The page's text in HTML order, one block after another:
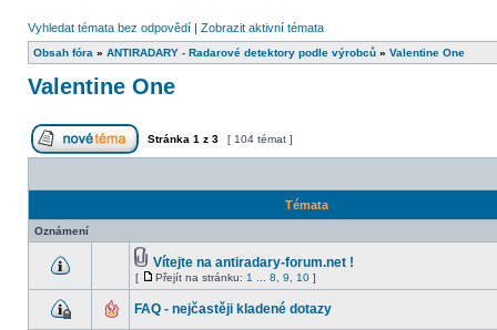
Vyhledat témata bez odpovědí | Zobrazit aktivní témata
Obsah fóra » ANTIRADARY - Radarové detektory podle výrobců » Valentine One
Valentine One
Stránka 1 z 3 [ 104 témat ]
Témata
Oznámení
Vítejte na antiradary-forum.net !
[ Přejít na stránku: 1 8 9 10 ]
FAQ - nejčastěji kladené dotazy